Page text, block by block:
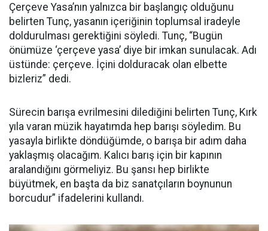
Çerçeve Yasa’nın yalnızca bir başlangıç olduğunu
belirten Tunç, yasanın içeriğinin toplumsal iradeyle
doldurulması gerektiğini söyledi. Tunç, “Bugün
önümüze ‘çerçeve yasa’ diye bir imkan sunulacak. Adı
üstünde: çerçeve. İçini dolduracak olan elbette
bizleriz” dedi.
Sürecin barışa evrilmesini dilediğini belirten Tunç, Kırk
yıla varan müzik hayatımda hep barışı söyledim. Bu
yasayla birlikte döndüğümde, o barışa bir adım daha
yaklaşmış olacağım. Kalıcı barış için bir kapının
aralandığını görmeliyiz. Bu şansı hep birlikte
büyütmek, en başta da biz sanatçıların boynunun
borcudur” ifadelerini kullandı.